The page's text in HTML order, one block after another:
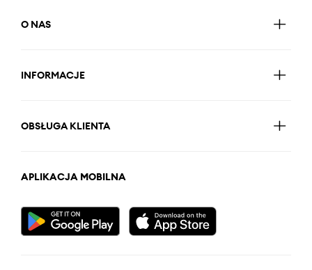
O NAS
INFORMACJE
OBSŁUGA KLIENTA
APLIKACJA MOBILNA